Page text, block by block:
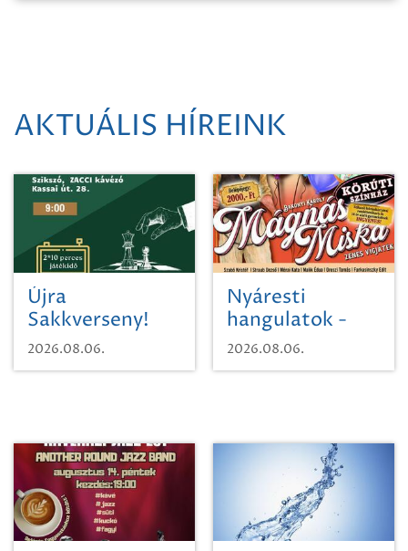
AKTUÁLIS HÍREINK
Újra
Sakkverseny!
2026.08.06.
Nyáresti
hangulatok -
Mágnás Miska
2026.08.06.